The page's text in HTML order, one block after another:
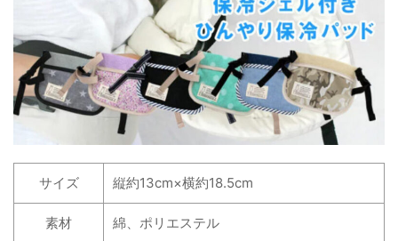
サイズ 縦約13cm×横約18.5cm
素材 綿、ポリエステル